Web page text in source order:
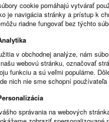
povinnosť nahrávať
na crz.gov.sk
zverejnenie zmlúv na
boli zmluvy zverejňované
cookie pomáhajú vytvárať
je navigácia stránky a prístup k
riadne fungovať bez týchto
v obchodnej analýze, nám
webovú stránku, označovať
funkciu a sú veľmi populárne.
nich nie sme schopní
správania na webových